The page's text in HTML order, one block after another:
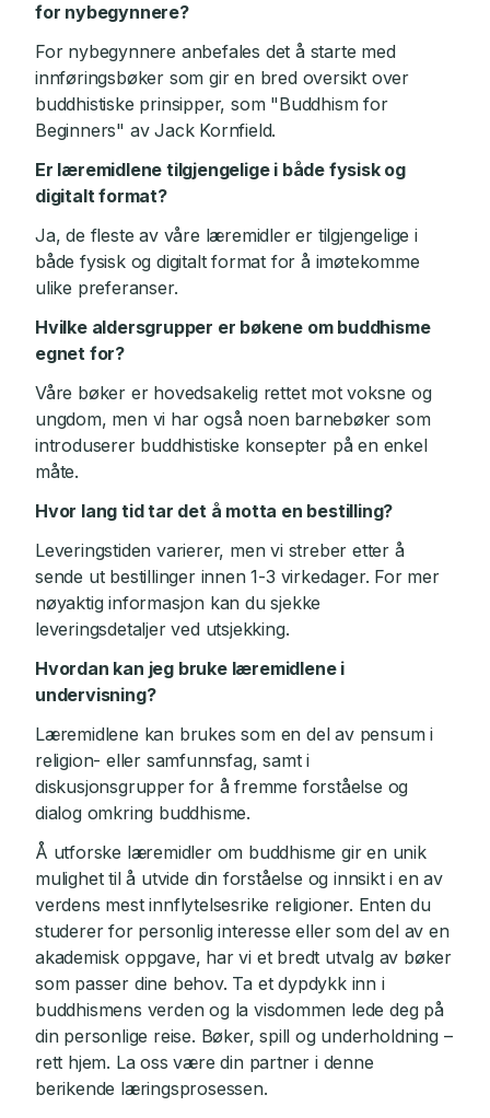
for nybegynnere?
For nybegynnere anbefales det å starte med
innføringsbøker som gir en bred oversikt over
buddhistiske prinsipper, som "Buddhism for
Beginners" av Jack Kornfield.
Er læremidlene tilgjengelige i både fysisk og
digitalt format?
Ja, de fleste av våre læremidler er tilgjengelige i
både fysisk og digitalt format for å imøtekomme
ulike preferanser.
Hvilke aldersgrupper er bøkene om buddhisme
egnet for?
Våre bøker er hovedsakelig rettet mot voksne og
ungdom, men vi har også noen barnebøker som
introduserer buddhistiske konsepter på en enkel
måte.
Hvor lang tid tar det å motta en bestilling?
Leveringstiden varierer, men vi streber etter å
sende ut bestillinger innen 1-3 virkedager. For mer
nøyaktig informasjon kan du sjekke
leveringsdetaljer ved utsjekking.
Hvordan kan jeg bruke læremidlene i
undervisning?
Læremidlene kan brukes som en del av pensum i
religion- eller samfunnsfag, samt i
diskusjonsgrupper for å fremme forståelse og
dialog omkring buddhisme.
Å utforske læremidler om buddhisme gir en unik
mulighet til å utvide din forståelse og innsikt i en av
verdens mest innflytelsesrike religioner. Enten du
studerer for personlig interesse eller som del av en
akademisk oppgave, har vi et bredt utvalg av bøker
som passer dine behov. Ta et dypdykk inn i
buddhismens verden og la visdommen lede deg på
din personlige reise. Bøker, spill og underholdning –
rett hjem. La oss være din partner i denne
berikende læringsprosessen.